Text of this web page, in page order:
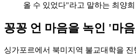
올 수 있었다"라고 말하는 최양
꽁꽁 언 마음을 녹인 '마
싱가포르에서 북미지역 불교대학을